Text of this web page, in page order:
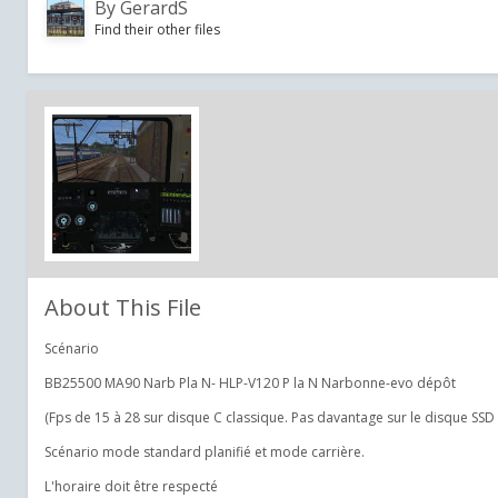
ByGerardS
Find their other files
About This File
Scénario
BB25500 MA90 Narb Pla N- HLP-V120 P la N Narbonne-evo dépôt
(Fps de 15 à 28 sur disque C classique. Pas davantage sur le disque SSD
Scénario mode standard planifié et mode carrière.
L'horaire doit être respecté